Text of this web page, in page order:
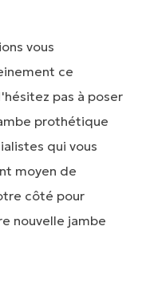
vous
ce
pas à poser
prothétique
qui vous
moyen de
côté pour
nouvelle jambe